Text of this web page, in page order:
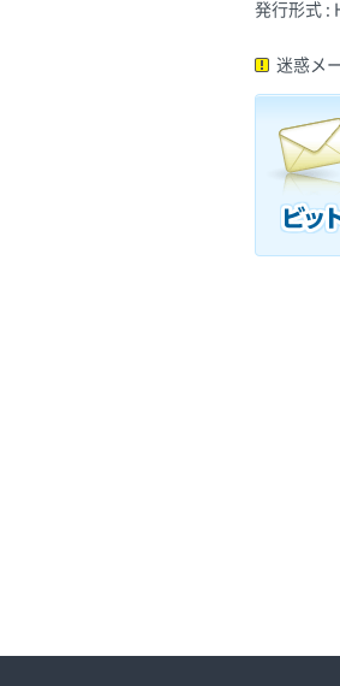
発行形式 :
迷惑メ